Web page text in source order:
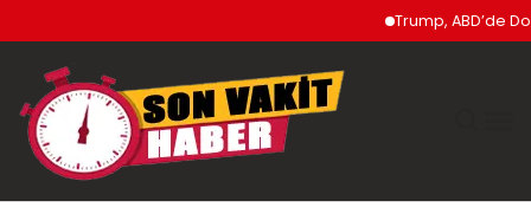
Trump, ABD’de